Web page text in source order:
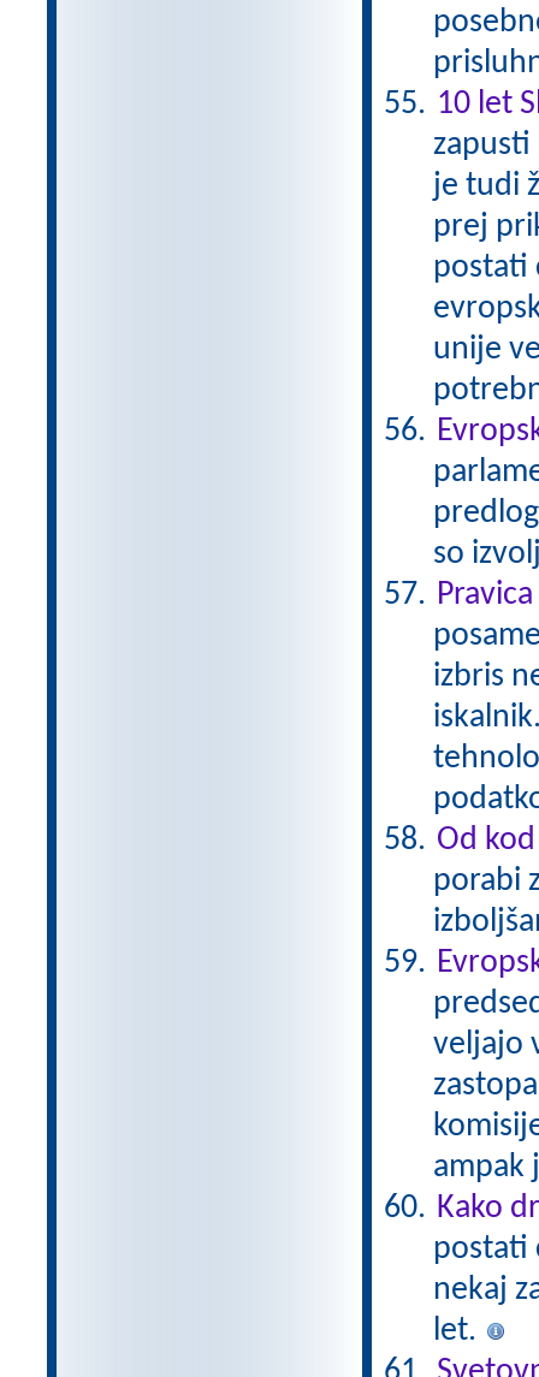
10 let
zapusti
je tudi
prej
postati
unije
so
izbris
Od
porabi
veljajo
ampak
Kako
postati
nekaj
let.